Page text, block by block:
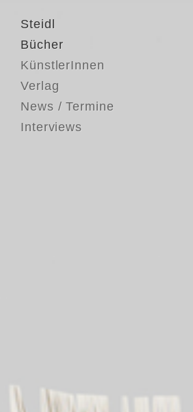
Steidl
Bücher
KünstlerInnen
Verlag
News / Termine
Interviews